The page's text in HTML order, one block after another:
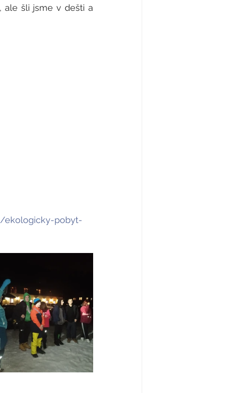
ale šli jsme v dešti a
ekologicky-pobyt-